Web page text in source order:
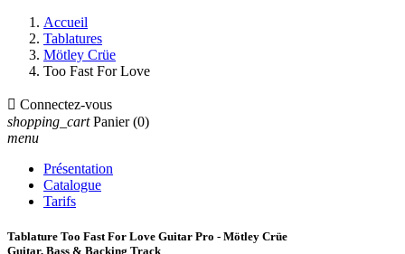
Accueil
Tablatures
Mötley Crüe
Too Fast For Love
 Connectez-vous
shopping_cart Panier (0)
menu
Présentation
Catalogue
Tarifs
Tablature Too Fast For Love Guitar Pro - Mötley Crüe
Guitar, Bass & Backing Track